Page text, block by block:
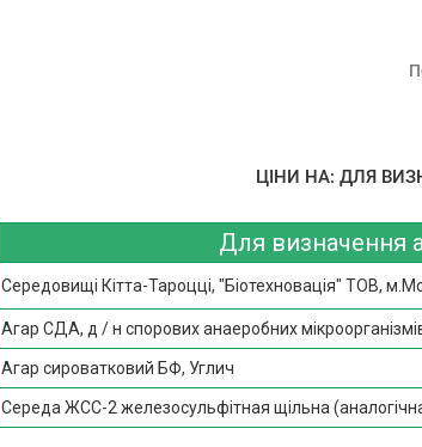
ЦІНИ НА: ДЛЯ
Для визначення
Середовищі Кітта-Тароцці, "Біотехновація" ТОВ,
Агар СДА, д / н спорових анаеробних
Агар сироватковий БФ, Углич
Середа ЖСС-2 железосульфітная щільна